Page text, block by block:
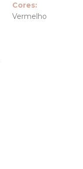
Cores:
Vermelho